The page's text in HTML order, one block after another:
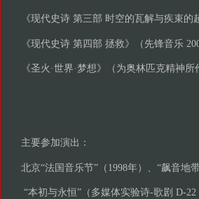
《现代史诗 第三部 时空的瓦解与疾束
《现代史诗 第四部 拯救》（先锋音乐
《圣火·世界·梦想》（为奥林匹克精神所
主要参加演出：
北京“法国音乐节”（1998年）、“飙音地
“本初与永恒”（多媒体实验诗-歌剧 D-22